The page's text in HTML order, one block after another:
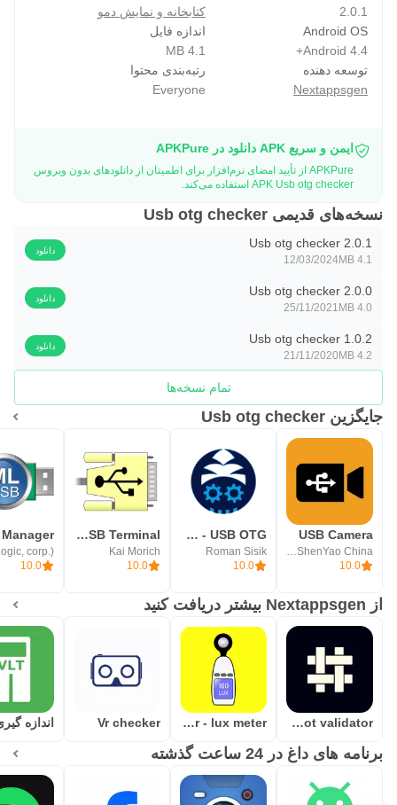
2.0.1
کتابخانه و نمایش دمو
Android OS
Android 4.4+
اندازه فایل
4.1 MB
توسعه دهنده
Nextappsgen
رتبه‌بندی محتوا
Everyone
ایمن و سریع APK دانلود در APKPure
APKPure از تأیید امضای نرم‌افزار برای اطمینان از دانلودهای بدون ویروس
APK Usb otg checker استفاده می‌کند.
نسخه‌های قدیمی Usb otg checker
Usb otg checker 2.0.1
4.1 MB
12/03/2024
دانلود
Usb otg checker 2.0.0
4.0 MB
25/11/2021
دانلود
Usb otg checker 1.0.2
4.2 MB
21/11/2020
دانلود
تمام نسخه‌ها
جایگزین Usb otg checker
USB Camera
沈垚 / ShenYao China
10.0
Bugjaeger Mobile ADB - USB OTG
Roman Sisik
10.0
Serial USB Terminal
Kai Morich
10.0
10.0
از Nextappsgen بیشتر دریافت کنید
Rootsu - root validator
Light meter - lux meter
Vr checker
برنامه های داغ در 24 ساعت گذشته